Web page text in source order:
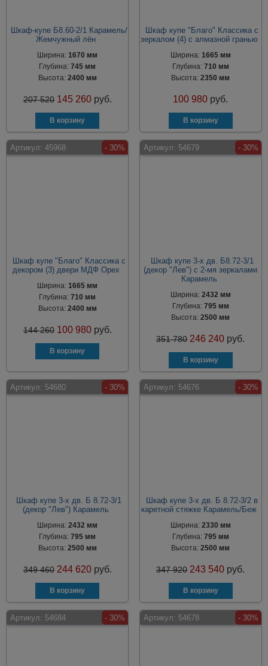
Шкаф-купе Б8.60-2/1 Карамель/
Жемчужный лён
Ширина:1670 мм
Глубина:745 мм
Высота: 2400 мм
207 520 145 260 руб.
Шкаф купе "Благо" Классика с
зеркалом (4) с алмазной гранью
Ширина: 1665 мм
Глубина: 710 мм
Высота:2350 мм
100 980 руб.
Артикул: 45968 - 30%
Шкаф купе "Благо" Классика с
декором (3) двери МДФ Орех
Ширина:1665 мм
Глубина:710 мм
Высота: 2400 мм
144 260 100 980 руб.
Артикул: 54679 - 30%
Шкаф купе 3-х дв. Б8.72-3/1
(декор "Лев") с 2-мя зеркалами
Карамель
Ширина: 2432 мм
Глубина: 795 мм
Высота:2500 мм
351 780 246 240 руб.
Артикул: 54680 - 30%
Шкаф купе 3-х дв. Б 8.72-3/1
(декор "Лев") Карамель
Ширина:2432 мм
Глубина:795 мм
Высота: 2500 мм
349 460 244 620 руб.
Артикул: 54676 - 30%
Шкаф купе 3-х дв. Б 8.72-3/2 в
каретной стяжке Карамель/Беж
Ширина: 2330 мм
Глубина: 795 мм
Высота:2500 мм
347 920 243 540 руб.
Артикул: 54684 - 30% Артикул: 54678 - 30%